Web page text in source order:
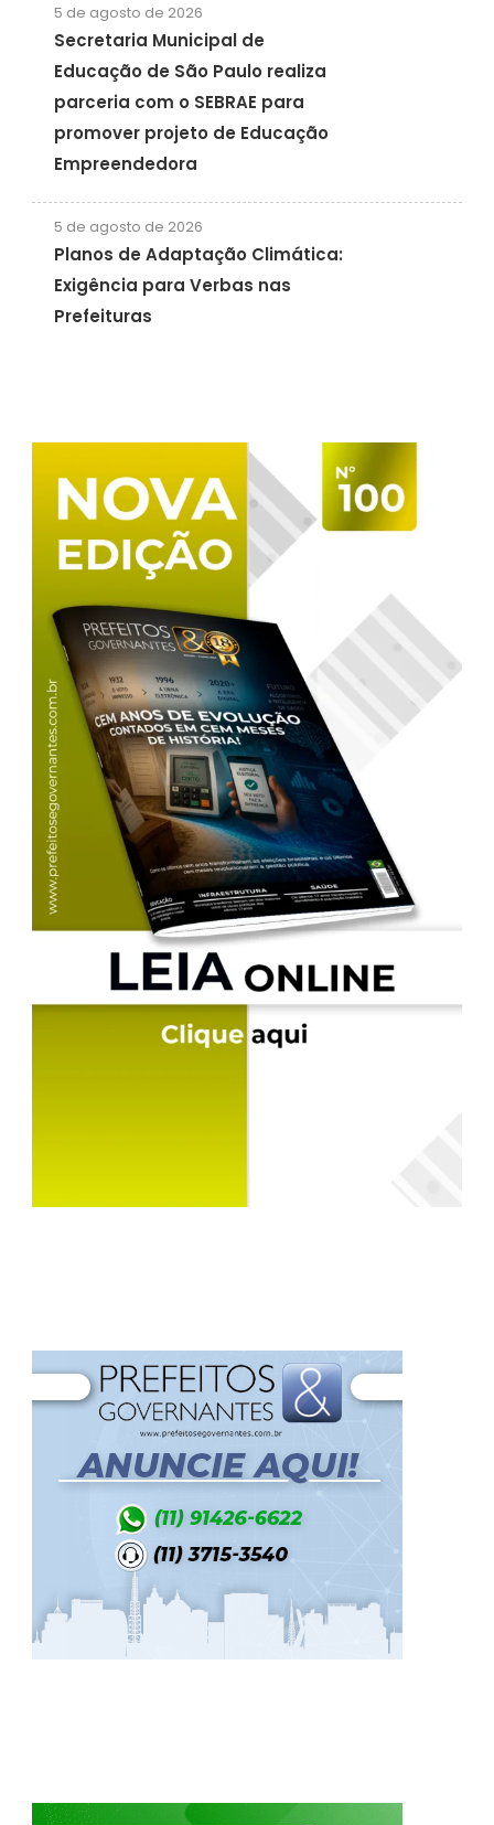
5 de agosto de 2026
Secretaria Municipal de
Educação de São Paulo realiza
parceria com o SEBRAE para
promover projeto de Educação
Empreendedora
5 de agosto de 2026
Planos de Adaptação Climática:
Exigência para Verbas nas
Prefeituras